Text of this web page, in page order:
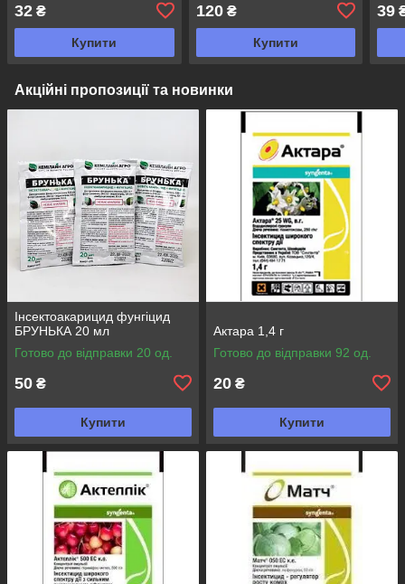
32 ₴
Купити
120₴
Купити
39
Акційні пропозиції та новинки
Інсектоакарицид фунгіцид
БРУНЬКА 20 мл
Готово до відправки 20 од.
50 ₴
Купити
Актара 1,4 г
Готово до відправки 92 од.
20 ₴
Купити